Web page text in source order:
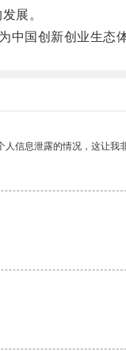
展。
国创新创业生态
信息泄露的情况，这让我